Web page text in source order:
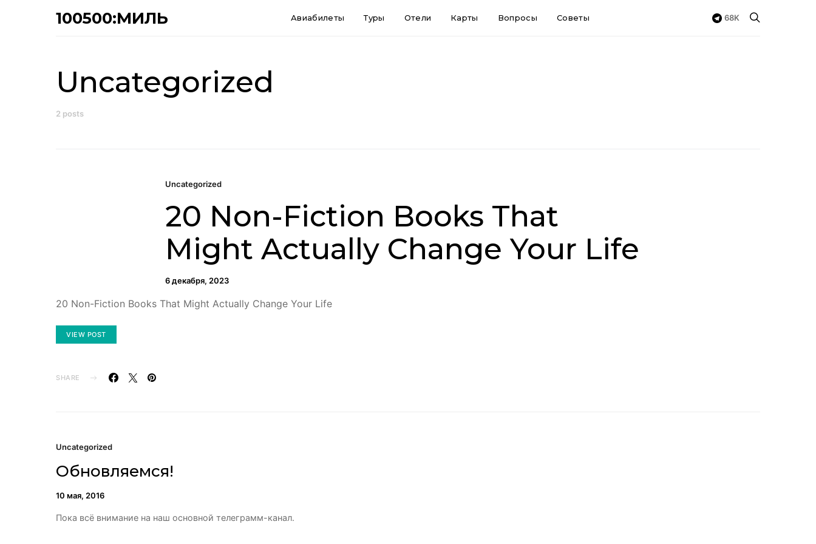
100500:МИЛЬ Авиабилеты Туры Отели Карты Вопросы Советы 68K
Uncategorized
2 posts
Uncategorized
20 Non-Fiction Books That
Might Actually Change Your Life
6 декабря, 2023
20 Non-Fiction Books That Might Actually Change Your Life
VIEW POST
SHARE
Uncategorized
Обновляемся!
10 мая, 2016
Пока всё внимание на наш основной телеграмм-канал.